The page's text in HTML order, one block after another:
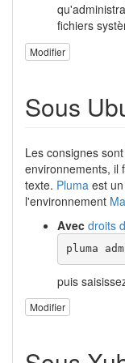
fichiers
Modifier
Sous
Les consignes
environnements, il
texte. Pluma est
l'environnement
Avec droits
pluma
puis
Modifier